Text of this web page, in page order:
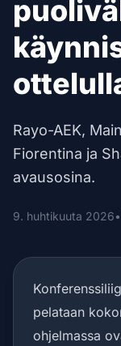
Rayo-AEK,
Fiorentina ja
avausosina.
9. huhtikuuta 2026•
pelataan
ohjelmassa